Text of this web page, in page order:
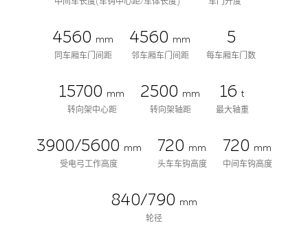
4560 mm
同车厢车门间距
4560 mm
邻车厢车门间距
5
每车厢车门数
15700 mm
转向架中心距
2500 mm
转向架轴距
16 t
最大轴重
3900/5600 mm
受电弓工作高度
720 mm
头车车钩高度
720 mm
中间车钩高度
840/790 mm
轮径